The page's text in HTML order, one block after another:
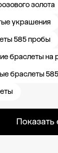
золота
украшения
585 пробы
браслеты на
браслеты
Показать